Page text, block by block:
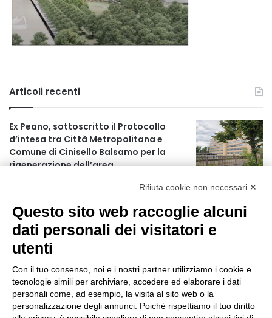
Articoli recenti
Ex Peano, sottoscritto il Protocollo
d’intesa tra Città Metropolitana e
Comune di Cinisello Balsamo per la
rigenerazione dell’area
partire dalle ore 18
9 ore fa
Ex mercato Selinunte, via libera alle
linee di indirizzo per il nuovo spazio
socio-aggregativo dedicato ai giovani
Assegnati a Sogemi quattro mercati
Rifiuta cookie non necessari ✕
Questo sito web raccoglie alcuni
dati personali dei visitatori e
utenti
Con il tuo consenso, noi e i nostri partner utilizziamo i cookie e
tecnologie simili per archiviare, accedere ed elaborare i dati
personali come, ad esempio, la visita al sito web o la
personalizzazione degli annunci. Poiché rispettiamo il tuo diritto